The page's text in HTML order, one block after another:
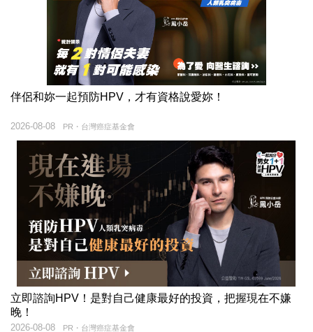
伴侶和妳一起預防HPV，才有資格說愛妳！
PR・台灣癌症基金會
2026-08-08
立即諮詢HPV！是對自己健康最好的投資，把握現在不嫌
晚！
PR・台灣癌症基金會
2026-08-08